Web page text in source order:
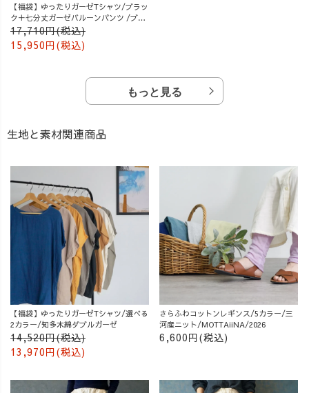
【福袋】ゆったりガーゼTシャツ/ブラッ
ク＋七分丈ガーゼバルーンパンツ /ブル
ー
17,710円(税込)
15,950円(税込)
もっと見る
生地と素材関連商品
【福袋】ゆったりガーゼTシャツ/選べる
2カラー/知多木綿ダブルガーゼ
14,520円(税込)
13,970円(税込)
さらふわコットンレギンス/5カラー/三
河産ニット/MOTTAiiNA/2026
6,600円(税込)